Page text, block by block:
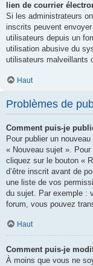
lien de courrier
Si les administrateurs
inscrits peuvent
utilisateurs depuis un
utilisation abusive du
utilisateurs malveillants
Haut
Problèmes de
Comment puis-je
Pour publier un
« Nouveau sujet ». Pour
cliquez sur le bouton «
d’être inscrit avant de
une liste de vos
du sujet. Par exemple :
forum, vous pouvez
Haut
Comment puis-je
À moins que vous ne